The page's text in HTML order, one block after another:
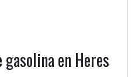
en Heres